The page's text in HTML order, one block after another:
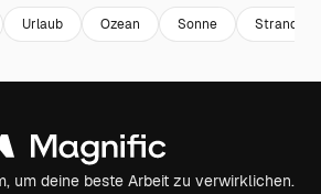
Urlaub Ozean Sonne Strand
um deine beste Arbeit zu verwirklichen.